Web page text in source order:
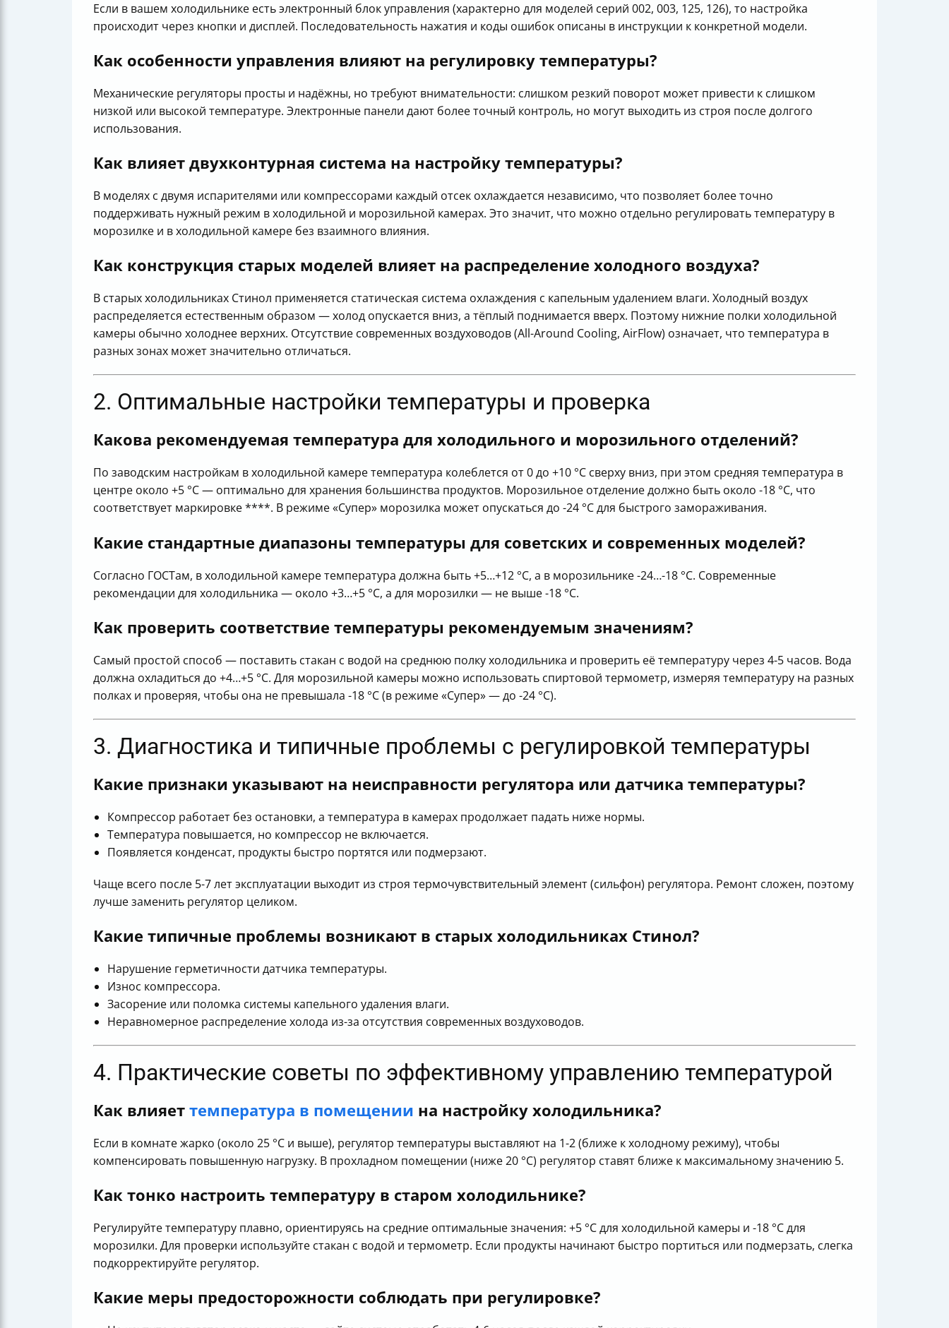
Если в вашем холодильнике есть электронный блок управления (характерно для моделей серий 002, 003, 125, 126), то настройка
происходит через кнопки и дисплей. Последовательность нажатия и коды ошибок описаны в инструкции к конкретной модели.
Как особенности управления влияют на регулировку температуры?
Механические регуляторы просты и надёжны, но требуют внимательности: слишком резкий поворот может привести к слишком
низкой или высокой температуре. Электронные панели дают более точный контроль, но могут выходить из строя после долгого
использования.
Как влияет двухконтурная система на настройку температуры?
В моделях с двумя испарителями или компрессорами каждый отсек охлаждается независимо, что позволяет более точно
поддерживать нужный режим в холодильной и морозильной камерах. Это значит, что можно отдельно регулировать температуру в
морозилке и в холодильной камере без взаимного влияния.
Как конструкция старых моделей влияет на распределение холодного воздуха?
В старых холодильниках Стинол применяется статическая система охлаждения с капельным удалением влаги. Холодный воздух
распределяется естественным образом — холод опускается вниз, а тёплый поднимается вверх. Поэтому нижние полки холодильной
камеры обычно холоднее верхних. Отсутствие современных воздуховодов (All-Around Cooling, AirFlow) означает, что температура в
разных зонах может значительно отличаться.
2. Оптимальные настройки температуры и проверка
Какова рекомендуемая температура для холодильного и морозильного отделений?
По заводским настройкам в холодильной камере температура колеблется от 0 до +10 °C сверху вниз, при этом средняя температура в
центре около +5 °C — оптимально для хранения большинства продуктов. Морозильное отделение должно быть около -18 °C, что
соответствует маркировке ****. В режиме «Супер» морозилка может опускаться до -24 °C для быстрого замораживания.
Какие стандартные диапазоны температуры для советских и современных моделей?
Согласно ГОСТам, в холодильной камере температура должна быть +5…+12 °C, а в морозильнике -24…-18 °C. Современные
рекомендации для холодильника — около +3…+5 °C, а для морозилки — не выше -18 °C.
Как проверить соответствие температуры рекомендуемым значениям?
Самый простой способ — поставить стакан с водой на среднюю полку холодильника и проверить её температуру через 4-5 часов. Вода
должна охладиться до +4…+5 °C. Для морозильной камеры можно использовать спиртовой термометр, измеряя температуру на разных
полках и проверяя, чтобы она не превышала -18 °C (в режиме «Супер» — до -24 °C).
3. Диагностика и типичные проблемы с регулировкой температуры
Какие признаки указывают на неисправности регулятора или датчика температуры?
Компрессор работает без остановки, а температура в камерах продолжает падать ниже нормы.
Температура повышается, но компрессор не включается.
Появляется конденсат, продукты быстро портятся или подмерзают.
Чаще всего после 5-7 лет эксплуатации выходит из строя термочувствительный элемент (сильфон) регулятора. Ремонт сложен, поэтому
лучше заменить регулятор целиком.
Какие типичные проблемы возникают в старых холодильниках Стинол?
Нарушение герметичности датчика температуры.
Износ компрессора.
Засорение или поломка системы капельного удаления влаги.
Неравномерное распределение холода из-за отсутствия современных воздуховодов.
4. Практические советы по эффективному управлению температурой
Как влияет температура в помещении на настройку холодильника?
Если в комнате жарко (около 25 °C и выше), регулятор температуры выставляют на 1-2 (ближе к холодному режиму), чтобы
компенсировать повышенную нагрузку. В прохладном помещении (ниже 20 °C) регулятор ставят ближе к максимальному значению 5.
Как тонко настроить температуру в старом холодильнике?
Регулируйте температуру плавно, ориентируясь на средние оптимальные значения: +5 °C для холодильной камеры и -18 °C для
морозилки. Для проверки используйте стакан с водой и термометр. Если продукты начинают быстро портиться или подмерзать, слегка
подкорректируйте регулятор.
Какие меры предосторожности соблюдать при регулировке?